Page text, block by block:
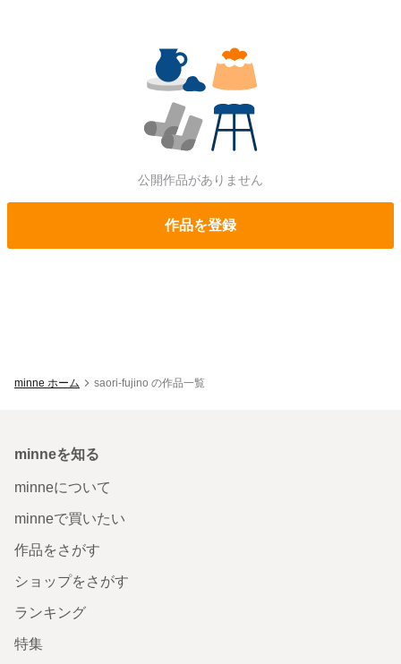
公開作品がありません
作品を登録
minne ホーム saori-fujino の作品一覧
minneを知る
minneについて
minneで買いたい
作品をさがす
ショップをさがす
ランキング
特集